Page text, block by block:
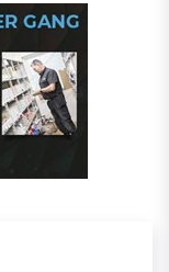
Morten Ørnstrup